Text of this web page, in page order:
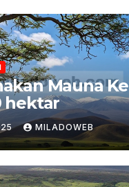
Mauna
hektar
MILADOWEB